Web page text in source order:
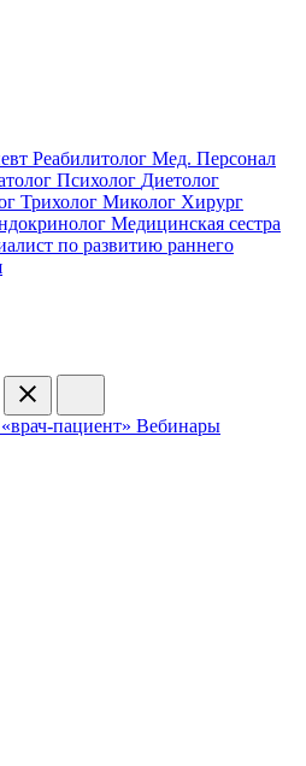
Реабилитолог Мед. Персонал
Психолог Диетолог
Трихолог Миколог Хирург
Медицинская сестра
по развитию раннего
пациент» Вебинары